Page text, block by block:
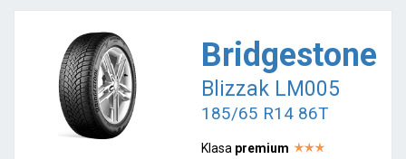
Bridgestone
Blizzak LM005
185/65 R14 86T
Klasa premium